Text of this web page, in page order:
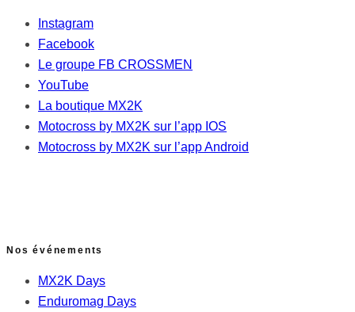
Instagram
Facebook
Le groupe FB CROSSMEN
YouTube
La boutique MX2K
Motocross by MX2K sur l’app IOS
Motocross by MX2K sur l’app Android
Nos événements
MX2K Days
Enduromag Days